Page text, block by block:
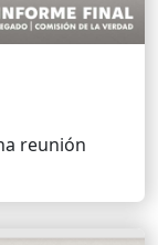
reunión